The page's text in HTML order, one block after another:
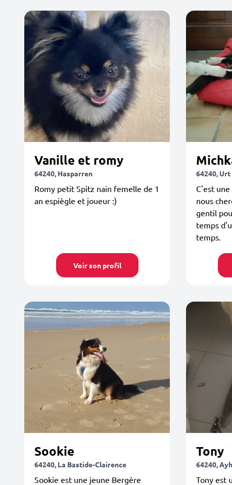
Vanille et romy
64240, Hasparren
Romy petit Spitz nain femelle de 1
an espiègle et joueur :)
Voir son profil
64240, Urt
C'est
nous
gentil
temps
temps.
Sookie
64240, La Bastide-Clairence
Sookie est une jeune Bergère
Tony
64240,
Tony est